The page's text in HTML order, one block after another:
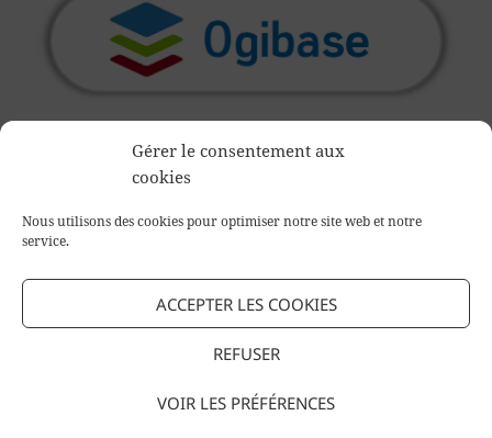
Gérer le consentement aux
cookies
Nous utilisons des cookies pour optimiser notre site web et notre
service.
ACCEPTER LES COOKIES
REFUSER
VOIR LES PRÉFÉRENCES
Ce concours est un accompagnement en co-mentorat
animé par l’
Publié
avril 14, 2023 Auteur
Jean-Pascal Perrein Catégories
IAI-Awards 22-23,
Adrien Bisseriez,agilité,Co-mentorat